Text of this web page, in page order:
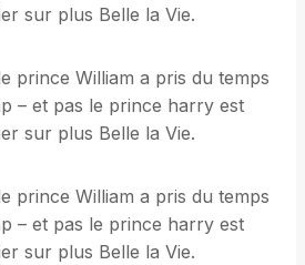
sur plus Belle la Vie.
prince William a pris du temps
– et pas le prince harry est
sur plus Belle la Vie.
prince William a pris du temps
– et pas le prince harry est
sur plus Belle la Vie.